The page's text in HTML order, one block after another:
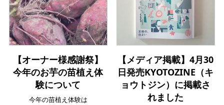
【オーナー様感謝祭】
今年のお芋の苗植え体
験について
今年の苗植え体験は
【メディア掲載】4月30
日発売KYOTOZINE（キ
ョウトジン）に掲載さ
れました